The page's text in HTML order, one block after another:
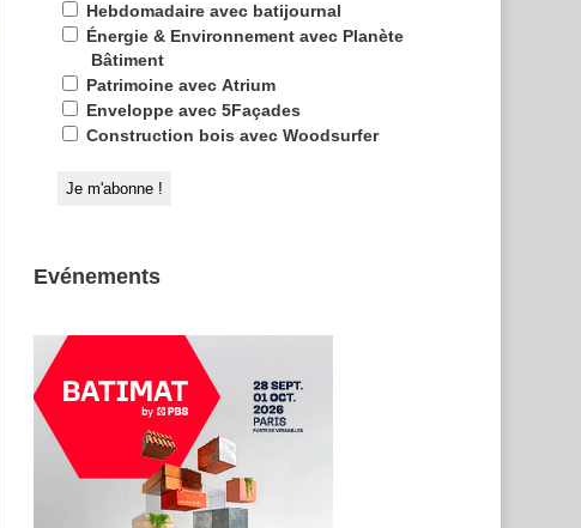
Hebdomadaire avec batijournal
Énergie & Environnement avec Planète
Bâtiment
Patrimoine avec Atrium
Enveloppe avec 5Façades
Construction bois avec Woodsurfer
Evénements